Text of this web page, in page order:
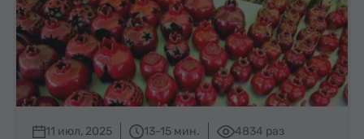
11 июл, 2025 13-15 мин. 4834 раз